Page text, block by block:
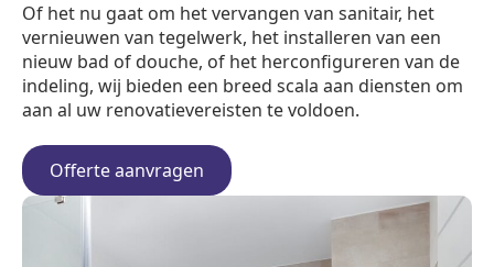
Of het nu gaat om het vervangen van sanitair, het
vernieuwen van tegelwerk, het installeren van een
nieuw bad of douche, of het herconfigureren van de
indeling, wij bieden een breed scala aan diensten om
aan al uw renovatievereisten te voldoen.
Offerte aanvragen